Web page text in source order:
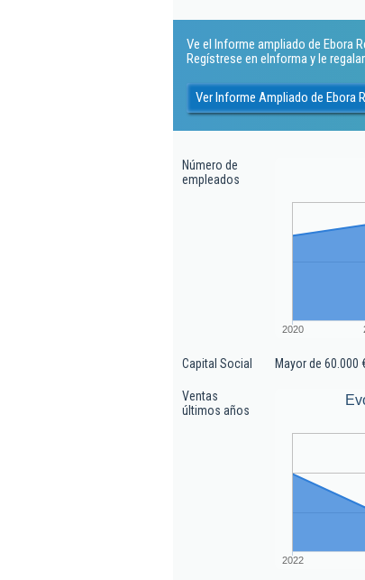
Ve el Informe ampliado de Ebora
Regístrese en eInforma y le
Ver Informe Ampliado de Ebora
Número de
empleados
2020
Capital Social Mayor de 60.000
Ventas
últimos años
2022